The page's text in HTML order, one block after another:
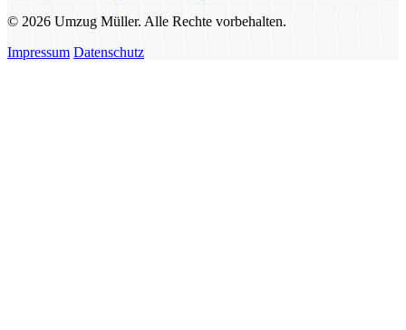
© 2026 Umzug Müller. Alle Rechte vorbehalten.
Impressum Datenschutz